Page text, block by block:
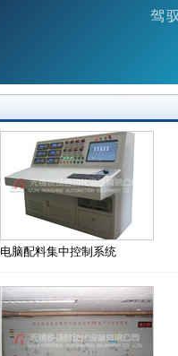
驾
电脑配料集中控制系统